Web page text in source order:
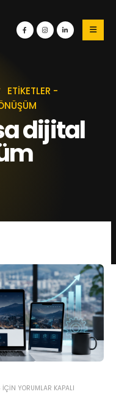
ETIKETLER -
dijital
IÇIN YORUMLAR KAPALI